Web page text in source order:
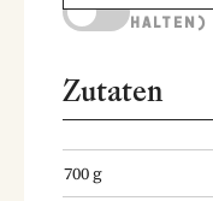
HALTEN)
Zutaten
700g